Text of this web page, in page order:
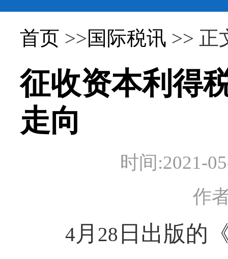
首页 >>国际税讯 >> 正
征收资本利得
走向
时间:2021-
作
4 月 28 日出版的